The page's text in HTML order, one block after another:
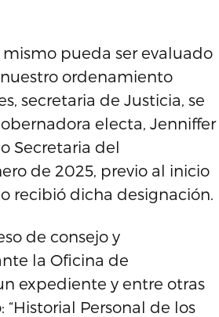
mismo pueda ser evaluado
ordenamiento
secretaria de Justicia, se
electa, Jenniffer
Secretaria del
de 2025, previo al inicio
recibió dicha designación.
de consejo y
la Oficina de
expediente y entre otras
Personal de los